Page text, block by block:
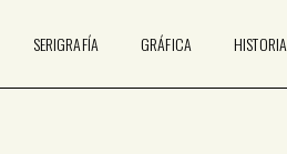
SERIGRAFÍA GRÁFICA HISTORIA